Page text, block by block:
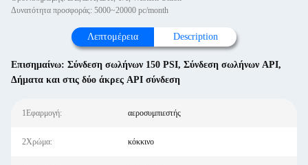
Δυνατότητα προσφοράς: 5000~20000 pc/month
Λεπτομέρεια Description
Επισημαίνω: Σύνδεση σωλήνων 150 PSI, Σύνδεση σωλήνων API,
Δήματα και στις δύο άκρες API σύνδεση
1Εφαρμογή: αεροσυμπιεστής
2Χρώμα: κόκκινο